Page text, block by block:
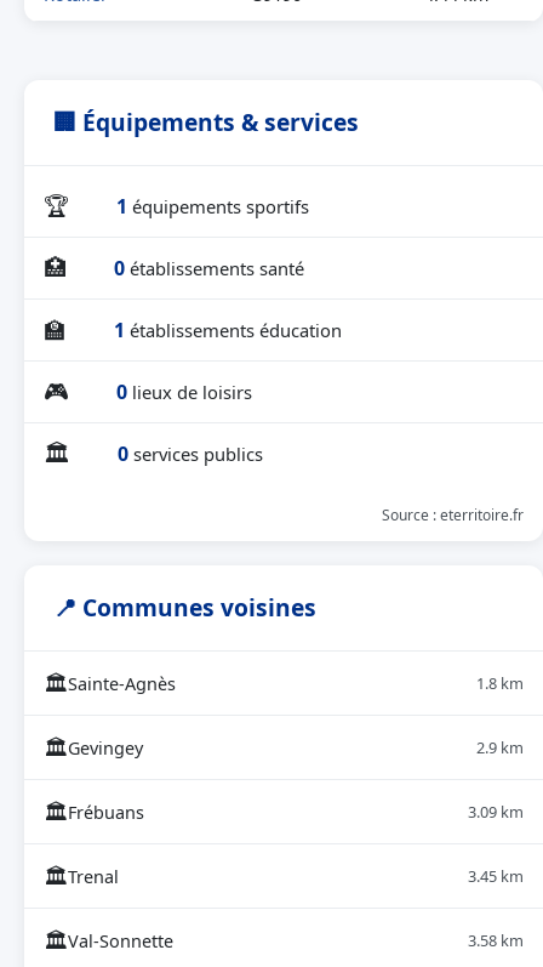
🏢 Équipements & services
🏆 1 équipements sportifs
🏥 0 établissements santé
🏫 1 établissements éducation
🎮 0 lieux de loisirs
🏛 0 services publics
Source : eterritoire.fr
📍 Communes voisines
🏛Sainte-Agnès 1.8 km
🏛Gevingey 2.9 km
🏛Frébuans 3.09 km
🏛Trenal 3.45 km
🏛Val-Sonnette 3.58 km